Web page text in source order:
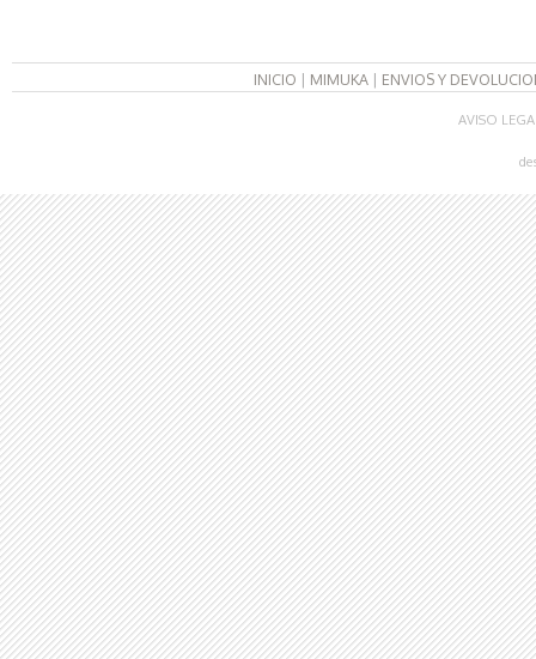
INICIO | MIMUKA | ENVIOS Y
AVISO